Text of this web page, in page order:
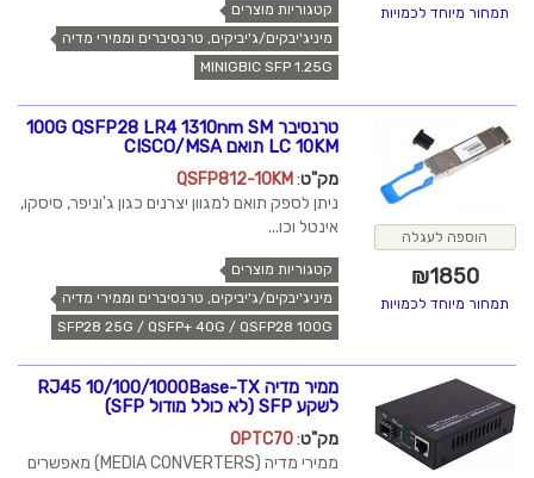
תמחור מיוחד לכמויות
קטגוריות מוצרים
מיניג'יבקים/ג'יביקים, טרנסיברים וממירי מדיה
MINIGBIC SFP 1.25G
הוספה לעגלה
₪1850
תמחור מיוחד לכמויות
טרנסיבר 100G QSFP28 LR4 1310nm SM
LC 10KM תואם CISCO/MSA
מק"ט:
QSFP812-10KM
ניתן לספק תואם למגוון יצרנים כגון ג'וניפר, סיסקו,
אינטל וכו...
קטגוריות מוצרים
מיניג'יבקים/ג'יביקים, טרנסיברים וממירי מדיה
SFP28 25G / QSFP+ 40G / QSFP28 100G
ממיר מדיה RJ45 10/100/1000Base-TX
לשקע SFP (לא כולל מודול SFP)
מק"ט:
OPTC70
ממירי מדיה (MEDIA CONVERTERS) מאפשרים